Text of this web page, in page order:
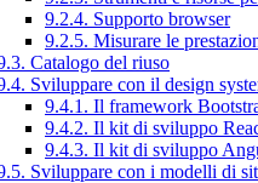
9.2.4. Supporto browser
9.2.5. Misurare le
Catalogo del riuso
Sviluppare con il design
9.4.1. Il framework
9.4.2. Il kit di sviluppo
9.4.3. Il kit di sviluppo
Sviluppare con i modelli di